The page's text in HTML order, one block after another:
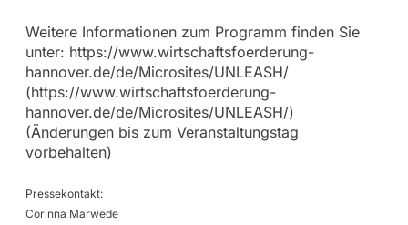
Weitere Informationen zum Programm finden Sie
unter: https://www.wirtschaftsfoerderung-
hannover.de/de/Microsites/UNLEASH/
(https://www.wirtschaftsfoerderung-
hannover.de/de/Microsites/UNLEASH/)
(Änderungen bis zum Veranstaltungstag
vorbehalten)
Pressekontakt:
Corinna Marwede